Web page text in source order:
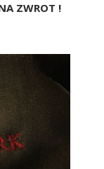
ZWROT !